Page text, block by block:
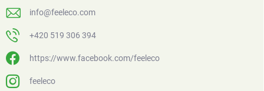
info@feeleco.com
+420 519 306 394
https://www.facebook.com/feeleco
feeleco